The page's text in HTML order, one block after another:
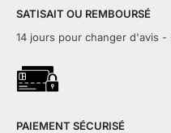
SATISAIT OU REMBOURSÉ
14 jours pour changer d'avis -
PAIEMENT SÉCURISÉ